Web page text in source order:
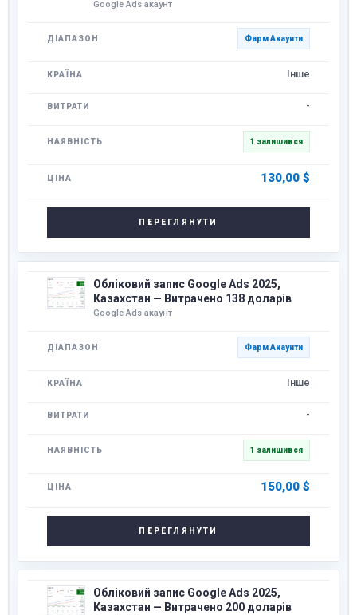
Google Ads акаунт
Фарм Акаунти
Інше
-
1 залишився
130,00 $
ПЕРЕГЛЯНУТИ
Обліковий запис Google Ads 2025,
Казахстан — Витрачено 138 доларів
Google Ads акаунт
Фарм Акаунти
Інше
-
1 залишився
150,00 $
ПЕРЕГЛЯНУТИ
Обліковий запис Google Ads 2025,
Казахстан — Витрачено 200 доларів